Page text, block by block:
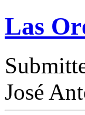
Las
José